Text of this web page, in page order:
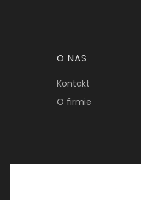
O NAS
Kontakt
O firmie